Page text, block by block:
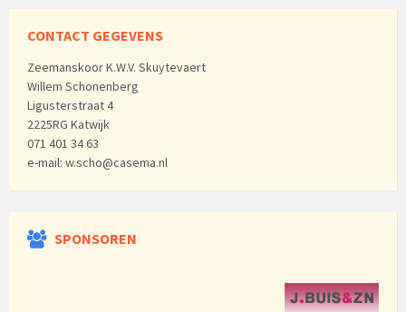
CONTACT GEGEVENS
Zeemanskoor K.W.V. Skuytevaert
Willem Schonenberg
Ligusterstraat 4
2225RG Katwijk
071 401 34 63
e-mail: w.scho@casema.nl
SPONSOREN